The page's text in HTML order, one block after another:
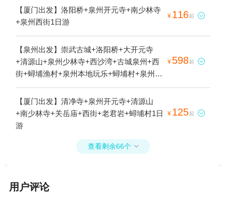
【厦门出发】洛阳桥+泉州开元寺+南少林寺
+泉州西街1日游
¥ 116起 
【泉州出发】崇武古城+洛阳桥+大开元寺
+清源山+泉州少林寺+西沙湾+古城泉州+西
街+蟳埔渔村+泉州本地玩乐+蟳埔村+泉州蟳
埔村簪花体验1日游
¥ 598起 
【厦门出发】清净寺+泉州开元寺+清源山
+南少林寺+关岳庙+西街+老君岩+蟳埔村1日
游
¥ 125起 
查看剩余66个 
用户评论